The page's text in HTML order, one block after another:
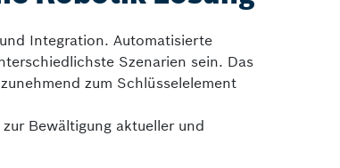
Integration. Automatisierte
Szenarien sein. Das
zum Schlüsselelement
Bewältigung aktueller und